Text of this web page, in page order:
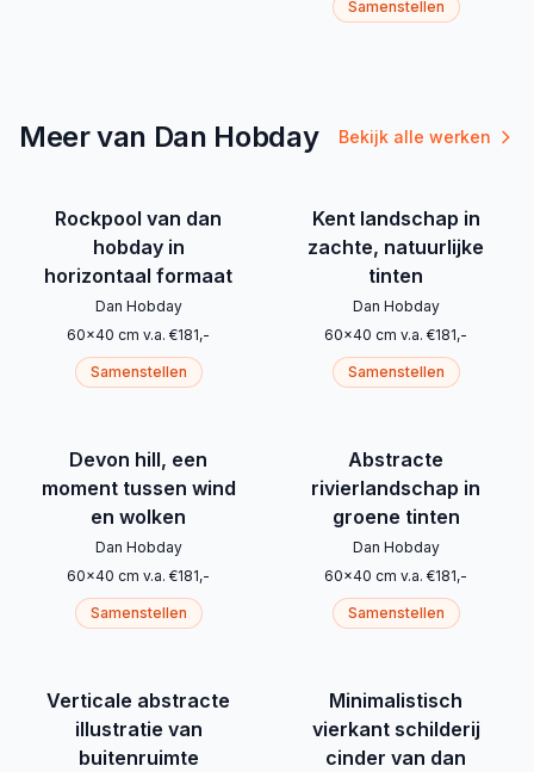
Samenstellen
Meer van Dan Hobday Bekijk alle werken
Rockpool van dan
hobday in
horizontaal formaat
Dan Hobday
60x40 cm v.a. €181,-
Samenstellen
Kent landschap in
zachte, natuurlijke
tinten
Dan Hobday
60x40 cm v.a. €181,-
Samenstellen
Devon hill, een
moment tussen wind
en wolken
Dan Hobday
60x40 cm v.a. €181,-
Samenstellen
Abstracte
rivierlandschap in
groene tinten
Dan Hobday
60x40 cm v.a. €181,-
Samenstellen
Verticale abstracte
illustratie van
buitenruimte
Minimalistisch
vierkant schilderij
cinder van dan